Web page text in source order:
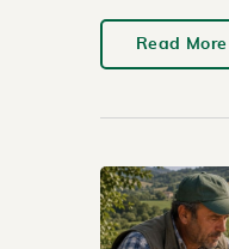
Read More